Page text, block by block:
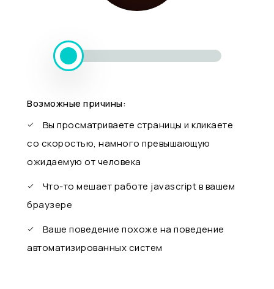
Возможные причины:
Вы просматриваете страницы и кликаете
со скоростью, намного превышающую
ожидаемую от человека
Что-то мешает работе javascript в вашем
браузере
Ваше поведение похоже на поведение
автоматизированных систем